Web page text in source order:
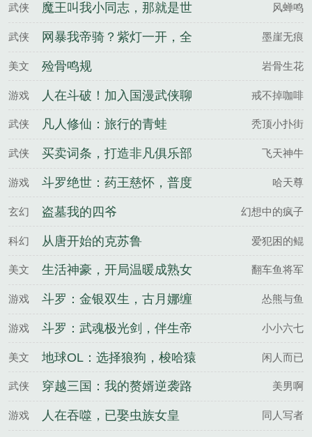
武侠
魔王叫我小同志，那就是世
界错了
风蝉鸣
武侠
网暴我帝骑？紫灯一开，全
网吓哭
墨崖无痕
美文 殓骨鸣规 岩骨生花
游戏
人在斗破！加入国漫武侠聊
天群？
戒不掉咖啡
武侠 凡人修仙：旅行的青蛙 秃顶小扑街
武侠 买卖词条，打造非凡俱乐部 飞天神牛
游戏
斗罗绝世：药王慈怀，普度
众生
哈天尊
玄幻 盗墓我的四爷 幻想中的疯子
科幻 从唐开始的克苏鲁 爱犯困的鲲
美文
生活神豪，开局温暖成熟女
上司
翻车鱼将军
游戏
斗罗：金银双生，古月娜缠
上我了
怂熊与鱼
游戏
斗罗：武魂极光剑，伴生帝
皇战龙
小小六七
美文
地球OL：选择狼狗，梭哈猿
神
闲人而已
武侠 穿越三国：我的赘婿逆袭路 美男啊
游戏 人在吞噬，已娶虫族女皇 同人写者